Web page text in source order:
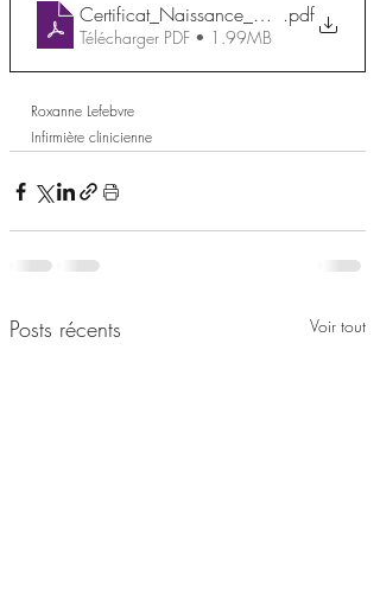
Certificat_Naissance_AuCentreDelle
.pdf
Télécharger PDF • 1.99MB
Roxanne Lefebvre
Infirmière clinicienne
Posts récents Voir tout